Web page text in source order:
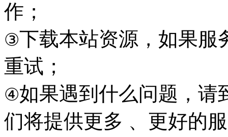
作；
③下载本站资源，如果服
重试；
④如果遇到什么问题，请
们将提供更多 、更好的